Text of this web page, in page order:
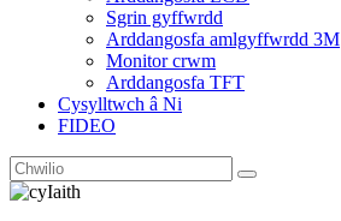
Sgrin gyffwrdd
Arddangosfa amlgyffwrdd 3M
Monitor crwm
Arddangosfa TFT
Cysylltwch â Ni
FIDEO
Iaith